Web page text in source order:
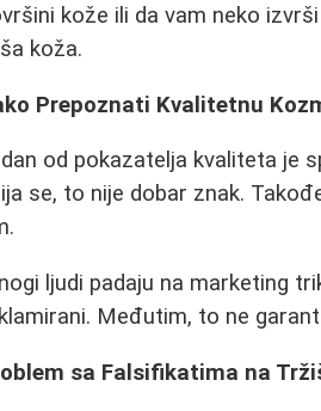
kože ili da vam neko
koža.
Prepoznati Kvalitetnu
od pokazatelja kvaliteta je
se, to nije dobar znak.
ljudi padaju na marketing
Međutim, to ne
sa Falsifikatima na